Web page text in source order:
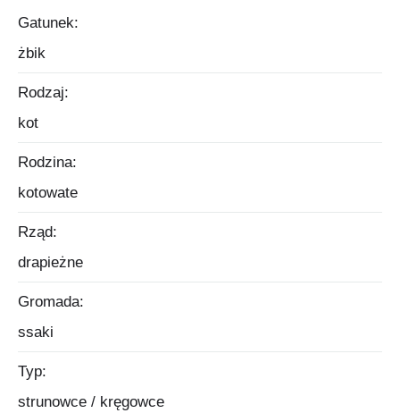
Gatunek:
żbik
Rodzaj:
kot
Rodzina:
kotowate
Rząd:
drapieżne
Gromada:
ssaki
Typ:
strunowce / kręgowce